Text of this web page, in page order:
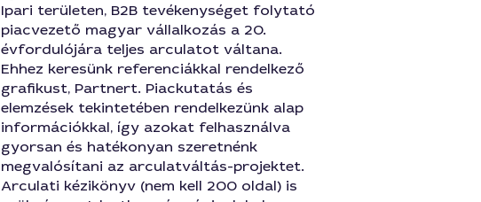
Ipari területen, B2B tevékenységet folytató
piacvezető magyar vállalkozás a 20.
évfordulójára teljes arculatot váltana.
Ehhez keresünk referenciákkal rendelkező
grafikust, Partnert. Piackutatás és
elemzések tekintetében rendelkezünk alap
információkkal, így azokat felhasználva
gyorsan és hatékonyan szeretnénk
megvalósítani az arculatváltás-projektet.
Arculati kézikönyv (nem kell 200 oldal) is